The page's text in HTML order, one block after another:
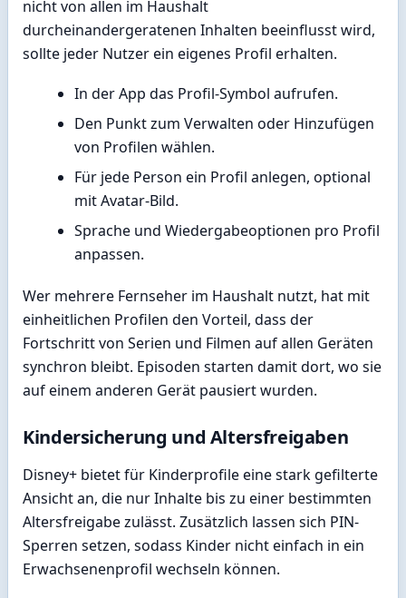
nicht von allen im Haushalt
durcheinandergeratenen Inhalten beeinflusst wird,
sollte jeder Nutzer ein eigenes Profil erhalten.
In der App das Profil-Symbol aufrufen.
Den Punkt zum Verwalten oder Hinzufügen
von Profilen wählen.
Für jede Person ein Profil anlegen, optional
mit Avatar-Bild.
Sprache und Wiedergabeoptionen pro Profil
anpassen.
Wer mehrere Fernseher im Haushalt nutzt, hat mit
einheitlichen Profilen den Vorteil, dass der
Fortschritt von Serien und Filmen auf allen Geräten
synchron bleibt. Episoden starten damit dort, wo sie
auf einem anderen Gerät pausiert wurden.
Kindersicherung und Altersfreigaben
Disney+ bietet für Kinderprofile eine stark gefilterte
Ansicht an, die nur Inhalte bis zu einer bestimmten
Altersfreigabe zulässt. Zusätzlich lassen sich PIN-
Sperren setzen, sodass Kinder nicht einfach in ein
Erwachsenenprofil wechseln können.